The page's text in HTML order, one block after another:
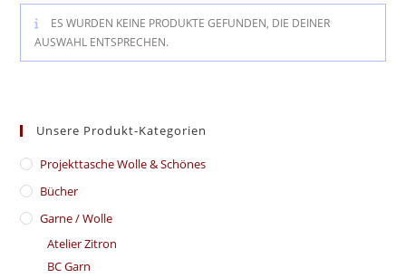
ES WURDEN KEINE PRODUKTE GEFUNDEN, DIE DEINER
AUSWAHL ENTSPRECHEN.
Unsere Produkt-Kategorien
​Projekttasche Wolle & Schönes
Bücher
Garne / Wolle
Atelier Zitron
BC Garn